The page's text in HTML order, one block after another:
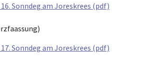
Sonndeg am Joreskrees (pdf)
Sonndeg am Joreskrees (pdf)